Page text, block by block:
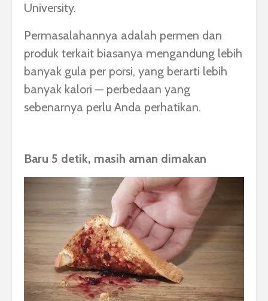
University.
Permasalahannya adalah permen dan
produk terkait biasanya mengandung lebih
banyak gula per porsi, yang berarti lebih
banyak kalori — perbedaan yang
sebenarnya perlu Anda perhatikan.
Baru 5 detik, masih aman dimakan